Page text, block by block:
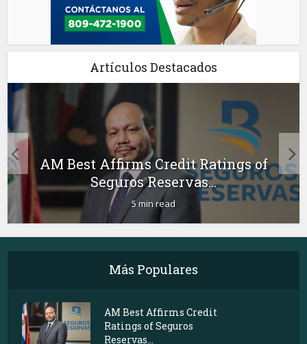
Artículos Destacados
AM Best Affirms Credit Ratings of
Seguros Reservas...
5 min read
Más Populares
AM Best Affirms Credit
Ratings of Seguros
Reservas...